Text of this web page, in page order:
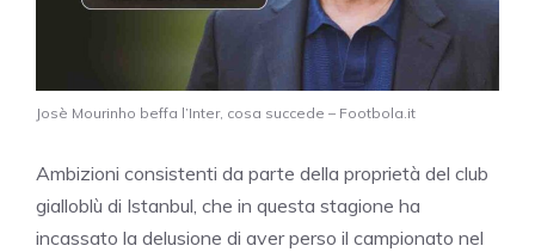
Josè Mourinho beffa l’Inter, cosa succede – Footbola.it
Ambizioni consistenti da parte della proprietà del club
gialloblù di Istanbul, che in questa stagione ha
incassato la delusione di aver perso il campionato nel